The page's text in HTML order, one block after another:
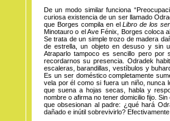
De un modo similar funciona
curiosa existencia de un ser llamado
que Borges compila en elLibro de los
Minotauro o el Ave Fénix, Borges coloca
Se trata de un simple trozo de madera
de estrella, un objeto en desuso y sin
Atraparlo tampoco es sencillo pero por
recordarnos su presencia. Odradek
escaleras, barandillas, vestíbulos y
Es un ser doméstico completamente
vela por él como si fuera un niño, nunca
que suena a hojas secas, habla y
nombre o afirma no tener domicilio fijo.
que obsesionan al padre: ¿qué hará
dañado e inútil sobrevivirlo?